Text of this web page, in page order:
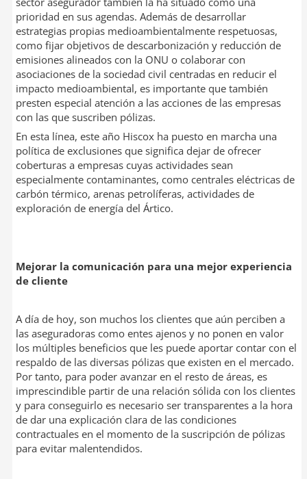
prioridad en sus agendas. Además de desarrollar
estrategias propias medioambientalmente respetuosas,
como fijar objetivos de descarbonización y reducción de
emisiones alineados con la ONU o colaborar con
asociaciones de la sociedad civil centradas en reducir el
impacto medioambiental, es importante que también
presten especial atención a las acciones de las empresas
con las que suscriben pólizas.
En esta línea, este año Hiscox ha puesto en marcha una
política de exclusiones que significa dejar de ofrecer
coberturas a empresas cuyas actividades sean
especialmente contaminantes, como centrales eléctricas de
carbón térmico, arenas petrolíferas, actividades de
exploración de energía del Ártico.
Mejorar la comunicación para una mejor experiencia
de cliente
A día de hoy, son muchos los clientes que aún perciben a
las aseguradoras como entes ajenos y no ponen en valor
los múltiples beneficios que les puede aportar contar con el
respaldo de las diversas pólizas que existen en el mercado.
Por tanto, para poder avanzar en el resto de áreas, es
imprescindible partir de una relación sólida con los clientes
y para conseguirlo es necesario ser transparentes a la hora
de dar una explicación clara de las condiciones
contractuales en el momento de la suscripción de pólizas
para evitar malentendidos.